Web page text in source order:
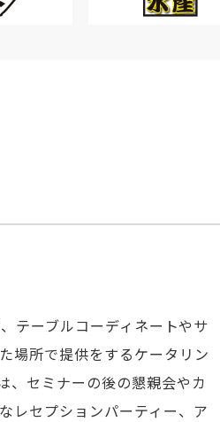
テーブルコーディネートやサ
場所で提供をするケータリン
、セミナーの後の懇親会やカ
レセプションパーティー、ア